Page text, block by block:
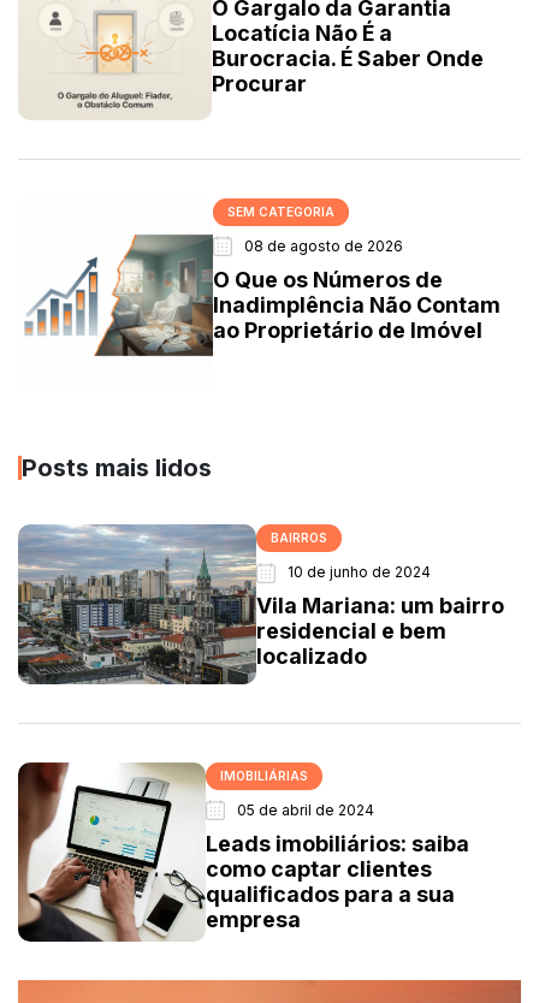
O Gargalo da Garantia
Locatícia Não É a
Burocracia. É Saber Onde
Procurar
SEM CATEGORIA
08 de agosto de 2026
O Que os Números de
Inadimplência Não Contam
ao Proprietário de Imóvel
Posts mais lidos
BAIRROS
10 de junho de 2024
Vila Mariana: um bairro
residencial e bem
localizado
IMOBILIÁRIAS
05 de abril de 2024
Leads imobiliários: saiba
como captar clientes
qualificados para a sua
empresa